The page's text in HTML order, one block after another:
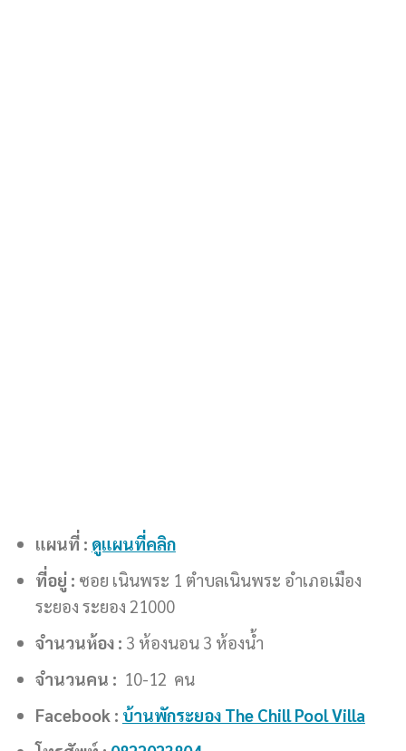
แผนที่ : ดูแผนที่คลิก
ที่อยู่ : ซอย เนินพระ 1 ตำบลเนินพระ อำเภอเมือง
ระยอง ระยอง 21000
จำนวนห้อง : 3 ห้องนอน 3 ห้องน้ำ
จำนวนคน : 10-12 คน
Facebook : บ้านพักระยอง The Chill Pool Villa